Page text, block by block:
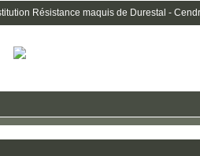
Résistance maquis de Durestal -